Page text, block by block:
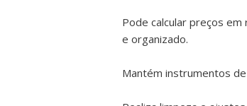
Pode calcular preços
e organizado.
Mantém instrumentos